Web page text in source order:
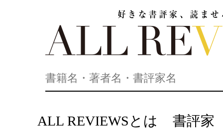
ALL REVIEWSとは
書評家